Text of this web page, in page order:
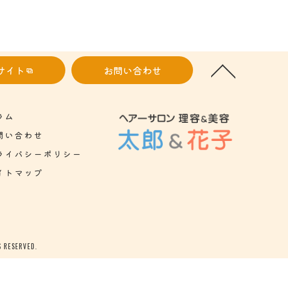
イト お問い合わせ
ム
い合わせ
イバシーポリシー
トマップ